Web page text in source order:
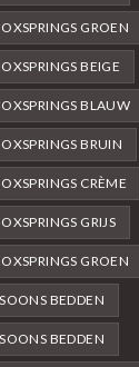
GROEN
BEIGE
BLAUW
BRUIN
CRÈME
GRIJS
GROEN
BEDDEN
BEDDEN